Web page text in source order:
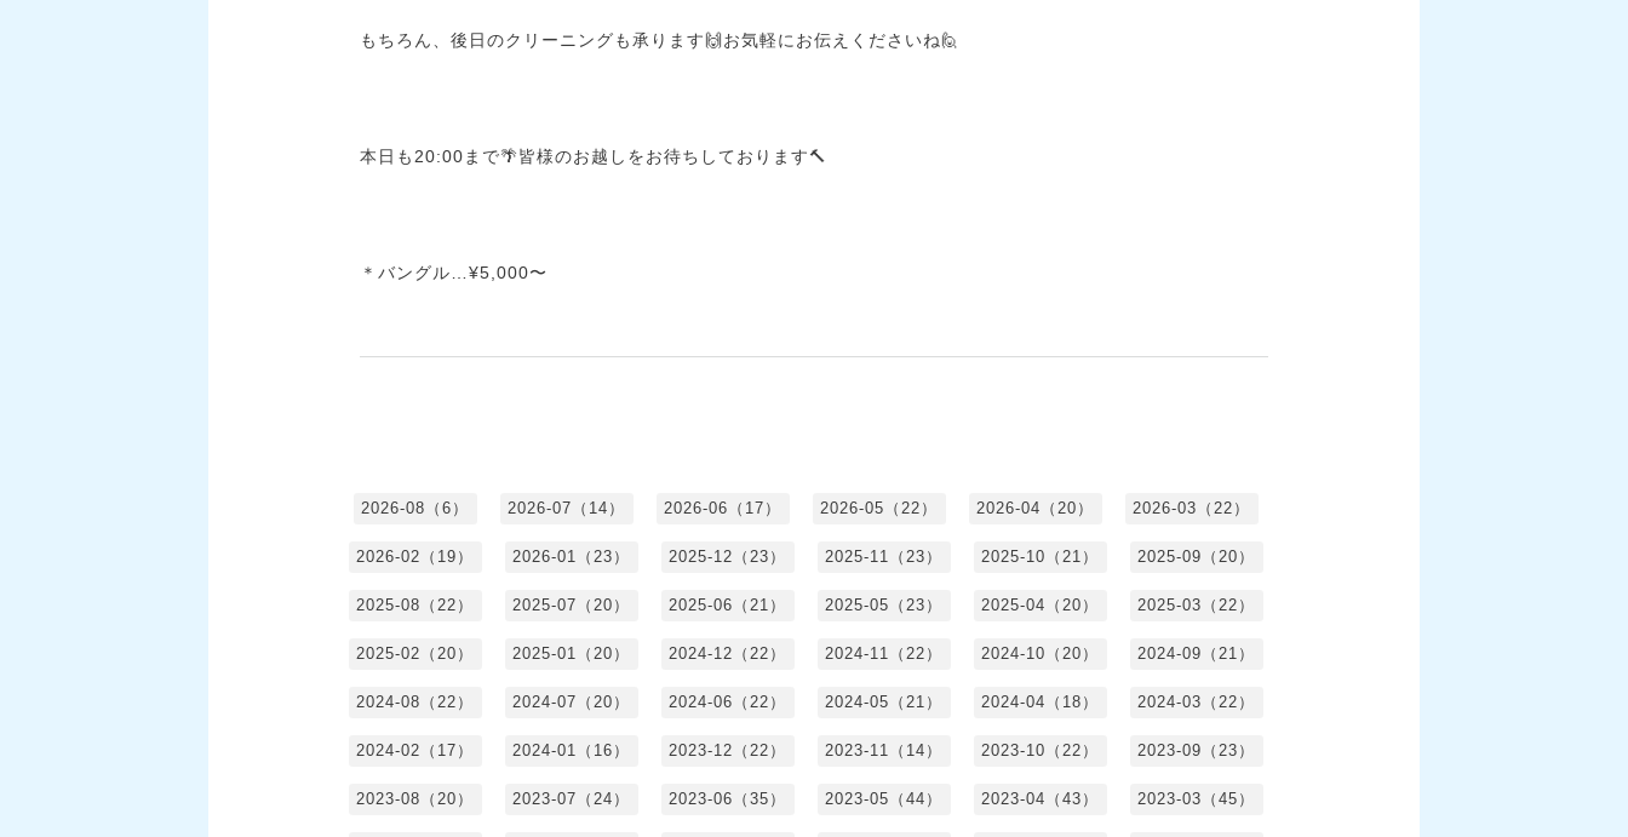
もちろん、後日のクリーニングも承ります🙌お気軽にお伝えくださいね🙋
本日も20:00まで🌴皆様のお越しをお待ちしております🔨
＊バングル…¥5,000〜
2026-08（6） 2026-07（14） 2026-06（17） 2026-05（22） 2026-04（20） 2026-03（22）
2026-02（19） 2026-01（23） 2025-12（23） 2025-11（23） 2025-10（21） 2025-09（20）
2025-08（22） 2025-07（20） 2025-06（21） 2025-05（23） 2025-04（20） 2025-03（22）
2025-02（20） 2025-01（20） 2024-12（22） 2024-11（22） 2024-10（20） 2024-09（21）
2024-08（22） 2024-07（20） 2024-06（22） 2024-05（21） 2024-04（18） 2024-03（22）
2024-02（17） 2024-01（16） 2023-12（22） 2023-11（14） 2023-10（22） 2023-09（23）
2023-08（20） 2023-07（24） 2023-06（35） 2023-05（44） 2023-04（43） 2023-03（45）